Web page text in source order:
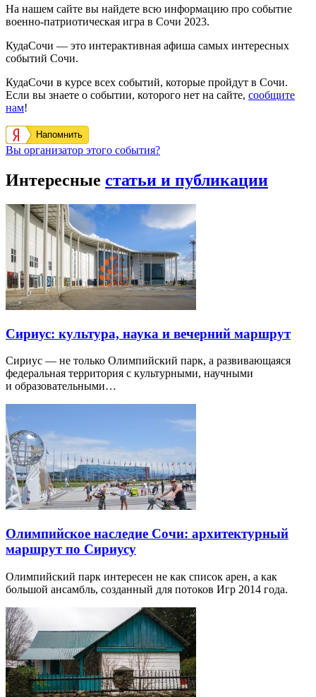
На нашем сайте вы найдете всю информацию про событие
военно-патриотическая игра в Сочи 2023.
КудаСочи — это интерактивная афиша самых интересных
событий Сочи.
КудаСочи в курсе всех событий, которые пройдут в Сочи.
Если вы знаете о событии, которого нет на сайте, сообщите
нам!
Напомнить
Вы организатор этого события?
Интересные статьи и публикации
Сириус: культура, наука и вечерний маршрут
Сириус — не только Олимпийский парк, а развивающаяся
федеральная территория с культурными, научными
и образовательными…
Олимпийское наследие Сочи: архитектурный
маршрут по Сириусу
Олимпийский парк интересен не как список арен, а как
большой ансамбль, созданный для потоков Игр 2014 года.